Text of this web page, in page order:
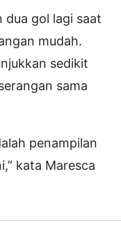
dua gol lagi saat
mudah.
sedikit
sama
penampilan
kata Maresca